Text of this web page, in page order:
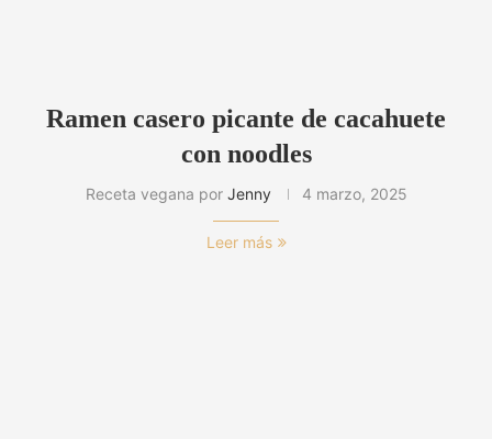
Ramen casero picante de cacahuete
con noodles
Receta vegana por Jenny 4 marzo, 2025
Leer más